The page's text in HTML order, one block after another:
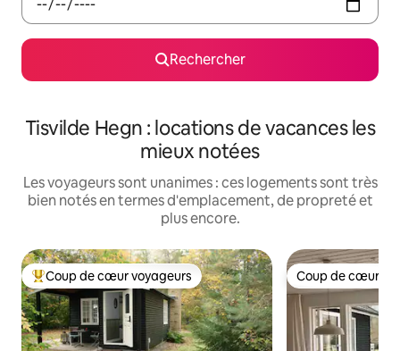
Rechercher
Tisvilde Hegn : locations de vacances les
mieux notées
Les voyageurs sont unanimes : ces logements sont très
bien notés en termes d'emplacement, de propreté et
plus encore.
Coups de cœur voyageurs les plus appréciés
Coup de cœur voyageurs Coup de cœur
Coup de cœur